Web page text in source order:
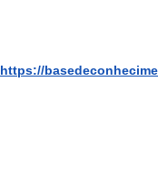
https://